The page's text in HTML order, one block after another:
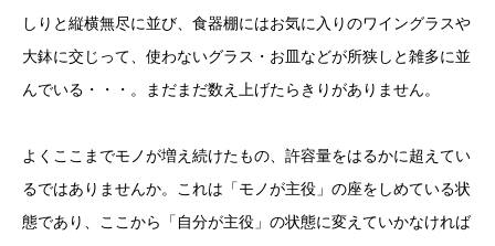
しりと縦横無尽に並び、食器棚にはお気に入りのワイングラスや
大鉢に交じって、使わないグラス・お皿などが所狭しと雑多に並
んでいる・・・。まだまだ数え上げたらきりがありません。
よくここまでモノが増え続けたもの、許容量をはるかに超えてい
るではありませんか。これは「モノが主役」の座をしめている状
態であり、ここから「自分が主役」の状態に変えていかなければ